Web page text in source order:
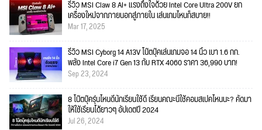
รีวิว MSI Claw 8 AI+ แรงถึงใจด้วย Intel Core Ultra 200V ยก
เครื่องใหม่จากภายนอกสู่ภายใน เล่นเกมไหนก็สบาย!!
Mar 17, 2025
รีวิว MSI Cyborg 14 A13V โน๊ตบุ๊คเล่นเกมจอ 14 นิ้ว เบา 1.6 กก.
พลัง Intel Core i7 Gen 13 กับ RTX 4060 ราคา 36,990 บาท!
Sep 23, 2024
8 โน๊ตบุ๊ครุ่นไหนดีนักเรียนใช้ดี เรียนคณะนี้ใช้คอมสเปคไหนนะ? คัดมา
ให้ใช้เรียนได้ยาวๆ อัปเดตปี 2024
Jul 26, 2024